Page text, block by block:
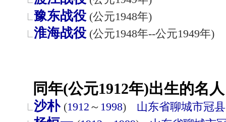
豫东战役 (公元1948年)
淮海战役 (公元1948年--公元1949年)
同年(公元1912年)出生的名
沙朴 (1912 ～ 1998) 山东省聊城市冠县